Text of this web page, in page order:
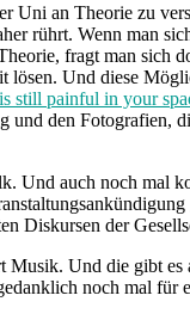
an Theorie zu
rührt. Wenn man
fragt man
lösen. Und diese
still painful in your
den Fotografien,
Und auch noch mal
Diskursen der
Musik. Und die gibt es
noch mal für